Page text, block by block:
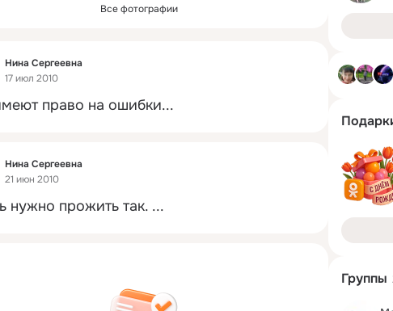
Все фотографии
Нина Сергеевна
17 июл 2010
право на ошибки...
Нина Сергеевна
21 июн 2010
нужно прожить так. ...
Группы